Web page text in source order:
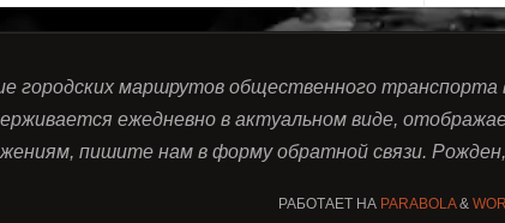
городских маршрутов общественного
ежедневно в актуальном виде,
пишите нам в форму обратной связи.
РАБОТАЕТ НА PARABOLA&